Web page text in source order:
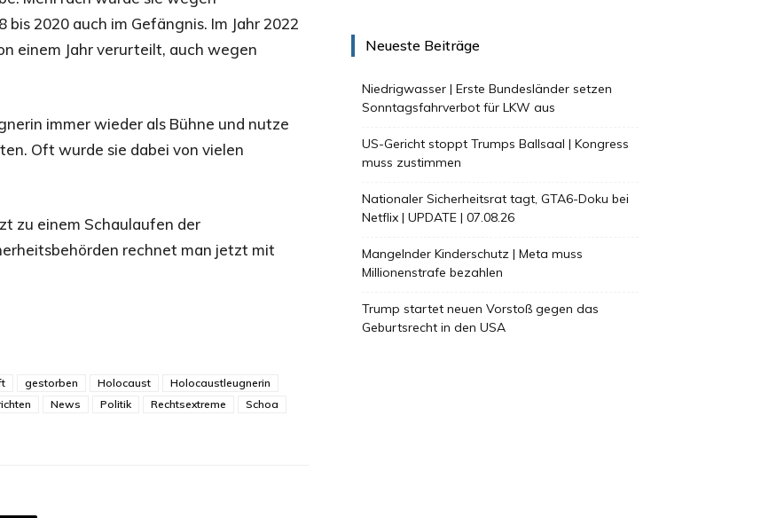
2020 auch im Gefängnis. Im Jahr 2022
einem Jahr verurteilt, auch wegen
immer wieder als Bühne und nutze
Oft wurde sie dabei von vielen
zu einem Schaulaufen der
rechnet man jetzt mit
gestorben Holocaust
Holocaustleugnerin
News Politik Rechtsextreme
Schoa
Neueste Beiträge
Niedrigwasser | Erste Bundesländer setzen
Sonntagsfahrverbot für LKW aus
US-Gericht stoppt Trumps Ballsaal | Kongress
muss zustimmen
Nationaler Sicherheitsrat tagt, GTA6-Doku bei
Netflix | UPDATE | 07.08.26
Mangelnder Kinderschutz | Meta muss
Millionenstrafe bezahlen
Trump startet neuen Vorstoß gegen das
Geburtsrecht in den USA